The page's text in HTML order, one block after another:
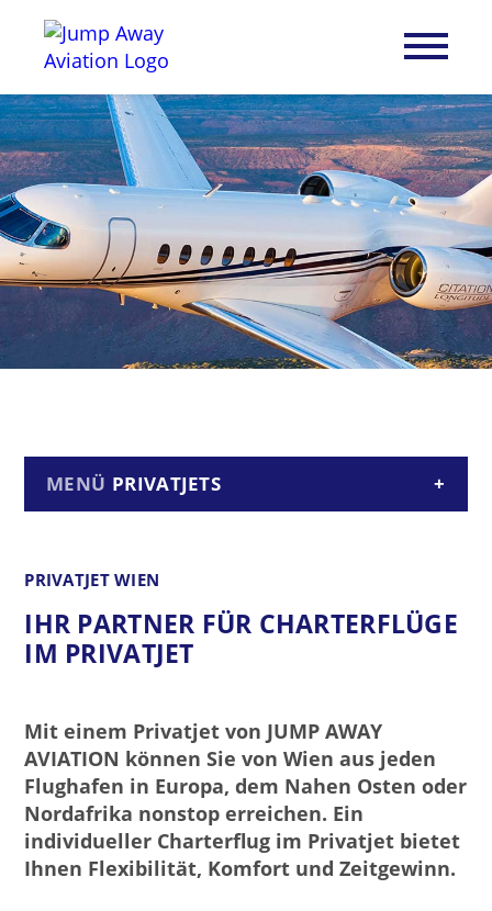
PRIVATJETS
PRIVATJET WIEN
IHR PARTNER FÜR CHARTERFLÜGE
IM PRIVATJET
Mit einem Privatjet von JUMP AWAY
AVIATION können Sie von Wien aus jeden
Flughafen in Europa, dem Nahen Osten oder
Nordafrika nonstop erreichen. Ein
individueller Charterflug im Privatjet bietet
Ihnen Flexibilität, Komfort und Zeitgewinn.